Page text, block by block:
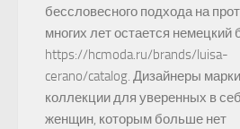
бессловесного подхода на
многих лет остается немецкий
https://hcmoda.ru/brands/luisa-
cerano/catalog. Дизайнеры
коллекции для уверенных в
женщин, которым больше нет